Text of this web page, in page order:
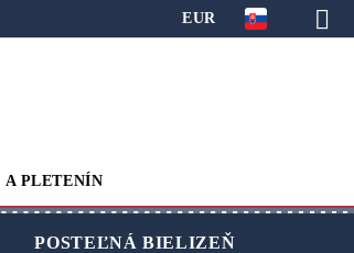
EUR
A PLETENÍN
POSTEĽNÁ BIELIZEŇ